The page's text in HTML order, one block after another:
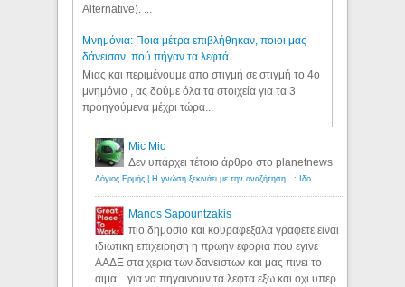
Alternative). ...
Μνημόνια: Ποια μέτρα επιβλήθηκαν, ποιοι μας
δάνεισαν, πού πήγαν τα λεφτά...
Μιας και περιμένουμε απο στιγμή σε στιγμή το 4ο
μνημόνιο , ας δούμε όλα τα στοιχεία για τα 3
προηγούμενα μέχρι τώρα...
Mic Mic
Δεν υπάρχει τέτοιο άρθρο στο planetnews
Λόγιος Ερμής | Η γνώση ξεκινάει με την αναζήτηση...: Ιδού οι 18 που χρωστούν 11 δις ευρώ!
Manos Sapountzakis
πιο δημοσιο και κουραφεξαλα γραφετε ειναι
ιδιωτικη επιχειρηση η πρωην εφορια που εγινε
ΑΑΔΕ στα χερια των δανειστων και μας πινει το
αιμα... για να πηγαινουν τα λεφτα εξω και οχι υπερ